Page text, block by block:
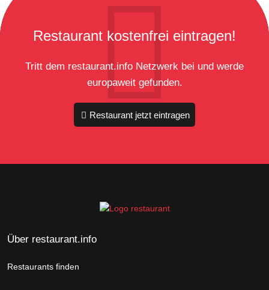
Restaurant kostenfrei eintragen!
Tritt dem restaurant.info Netzwerk bei und werde
europaweit gefunden.
Restaurant jetzt eintragen
Über restaurant.info
Restaurants finden